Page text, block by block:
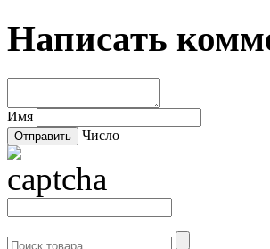
Написать
Имя
Число